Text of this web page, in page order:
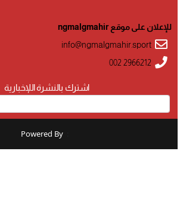
اشترك بالنشرة اللإخبارية
للإعلان على موقع ngmalgmahir
info@ngmalgmahir.sport
002 2966212
Powered By